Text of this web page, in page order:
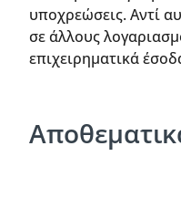
υποχρεώσεις. Αντί
σε άλλους
επιχειρηματικά